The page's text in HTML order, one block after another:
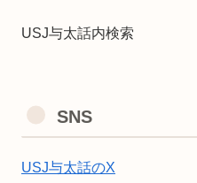
USJ与太話内検索
SNS
USJ与太話のX